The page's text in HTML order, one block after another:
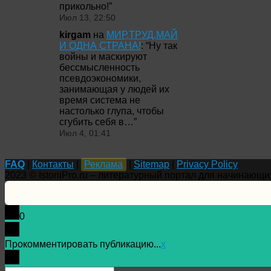
прикольно!”
Июл 13, 22:50
kirgam на МИР,ТРУД,МАЙ
И ОДНА СТРАНА!: “Ну так
войны и маскируют
бессмысленность
псевдоэкономики,
занимающая у людей их
время система не
настолько глупа, чтобы
сгубить себя в…”
Июл 4, 01:41
FAQ Контакты Реклама Sitemap
Privacy Policy
0
Прокомментировать публикацию...x